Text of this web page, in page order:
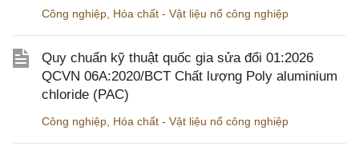
Công nghiệp Hóa chất - Vật liệu nổ công nghiệp
Quy chuẩn kỹ thuật quốc gia sửa đổi 01:2026
QCVN 06A:2020/BCT Chất lượng Poly aluminium
chloride (PAC)
Công nghiệp Hóa chất - Vật liệu nổ công nghiệp